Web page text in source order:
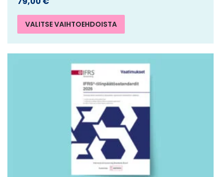
VALITSE VAIHTOEHDOISTA